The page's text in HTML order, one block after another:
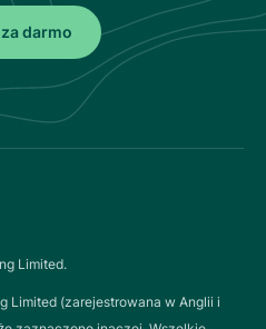
darmo
Limited.
Limited (zarejestrowana w Anglii i